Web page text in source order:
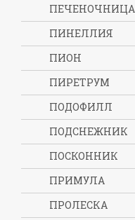
ПЕЧЕНОЧНИЦА
ПИНЕЛЛИЯ
ПИОН
ПИРЕТРУМ
ПОДОФИЛЛ
ПОДСНЕЖНИК
ПОСКОННИК
ПРИМУЛА
ПРОЛЕСКА